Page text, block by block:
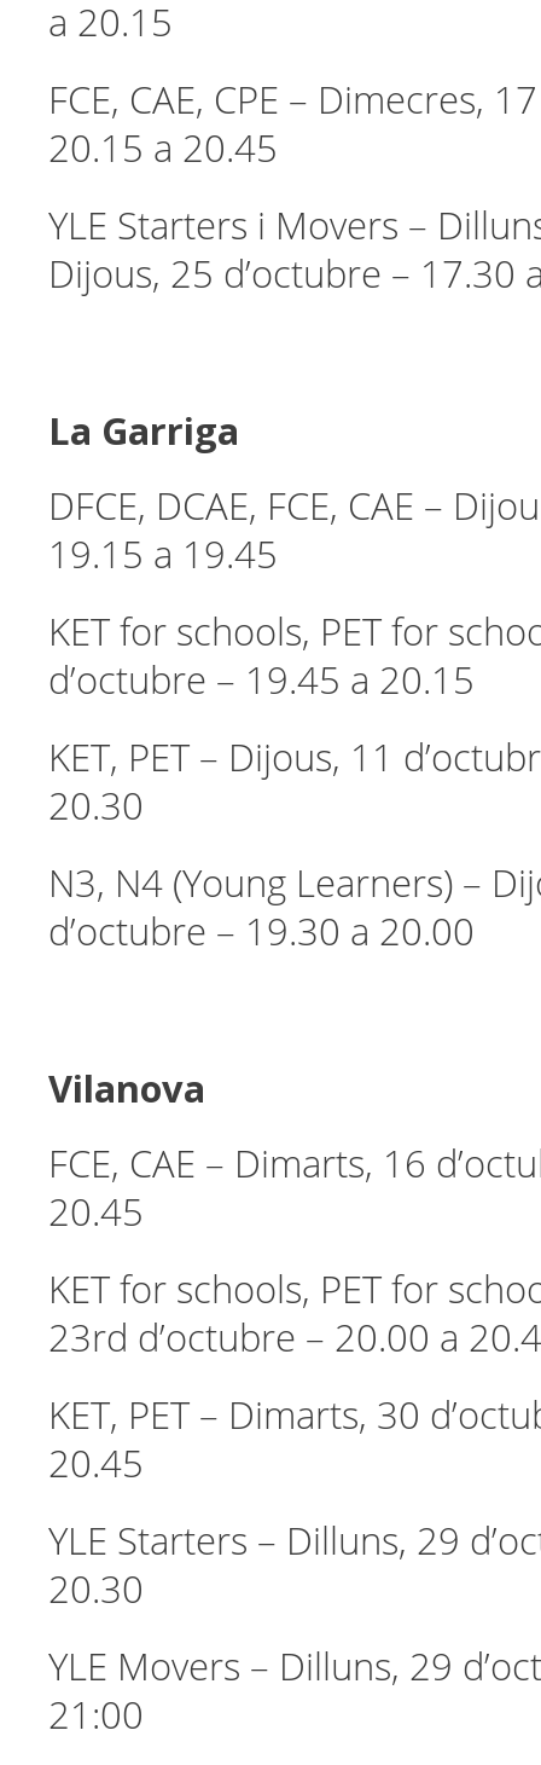
a 20.15
FCE, CAE, CPE – Dimecres,
20.15 a 20.45
YLE Starters i Movers –
Dijous, 25 d’octubre – 17.30
La Garriga
DFCE, DCAE, FCE, CAE –
19.15 a 19.45
KET for schools, PET for
d’octubre – 19.45 a 20.15
KET, PET – Dijous, 11
20.30
N3, N4 (Young Learners) –
d’octubre – 19.30 a 20.00
Vilanova
FCE, CAE – Dimarts, 16
20.45
KET for schools, PET for
23rd d’octubre – 20.00 a
KET, PET – Dimarts, 30
20.45
YLE Starters – Dilluns, 29
20.30
YLE Movers – Dilluns, 29
21:00